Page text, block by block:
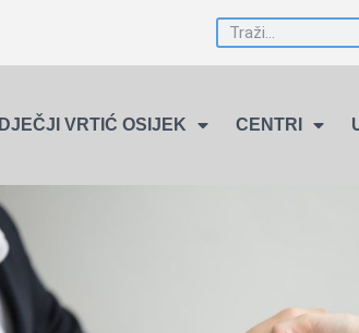
DJEČJI VRTIĆ OSIJEK CENTRI